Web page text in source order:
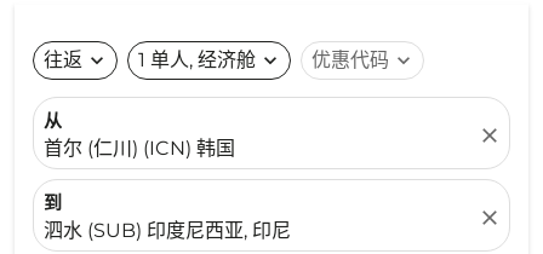
往返 expand_more 1 单人, 经济舱 expand_more 优惠代码 expand_more
从
首尔 (仁川) (ICN) 韩国
close
到
泗水 (SUB) 印度尼西亚, 印尼
close